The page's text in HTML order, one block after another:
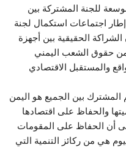
للجنة المشتركة بين
اجتماعات استكمال لجنة
الشراكة الحقيقية بين أجهزة
من حقوق الشعب اليمني
والمستقبل الاقتصادي
المشترك بين الجميع هو اليمن
والحفاظ على اقتصادها
أن الحفاظ على المقومات
هي من ركائز التنمية التي